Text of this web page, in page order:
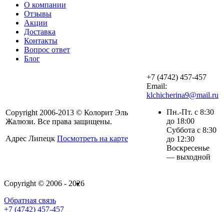
О компании
Отзывы
Акции
Доставка
Контакты
Вопрос ответ
Блог
Copyright 2006-2013 © Колорит Эль
Жалюзи. Все права защищены.
Адрес Липецк Посмотреть на карте
+7 (4742) 457‑457
Email:
klchicherina9@mail.ru
Пн.-Пт. с 8:30
до 18:00
Суббота с 8:30
до 12:30
Воскресенье
— выходной
Copyright © 2006 - 2026
Обратная связь
+7 (4742) 457‑457